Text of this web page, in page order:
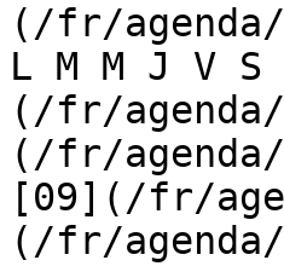
(/fr/
L M M J V
(/fr/
(/fr/
[09](/fr/
(/fr/